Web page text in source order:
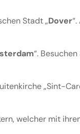
Stadt „Dover
“.
„Sint-
welcher mit